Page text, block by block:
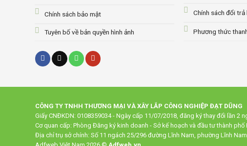
Chính sách bảo mật
Tuyên bố về bản quyền hình ảnh
Chính sách đổi trả
Phương thức
CÔNG TY TNHH THƯƠNG MẠI VÀ XÂY LẮP CÔNG NGHIỆP ĐẠT DŨNG
Giấy CNĐKDN: 0108359034 - Ngày cấp 11/07/2018, đăng ký thay đổi lần 2
Cơ quan cấp: Phòng Đăng ký kinh doanh - Sở kế hoạch và đầu tư thành phố
Địa chỉ trụ sở chính: Số 11 ngách 25/296 đường Lĩnh Nam, phường Lĩnh